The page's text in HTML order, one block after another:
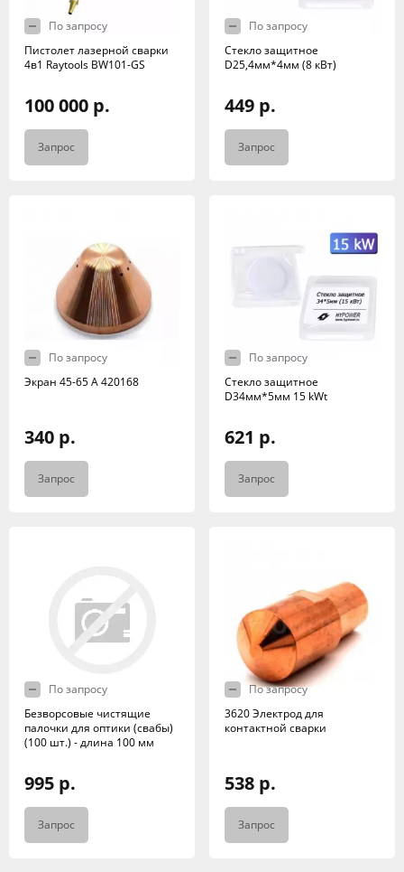
По запросу
Пистолет лазерной сварки
4в1 Raytools BW101-GS
100 000 р.
Запрос
По запросу
Стекло защитное
D25,4мм*4мм (8 кВт)
449 р.
Запрос
По запросу
Экран 45-65 А 420168
340 р.
Запрос
По запросу
Стекло защитное
D34мм*5мм 15 kWt
621 р.
Запрос
По запросу
Безворсовые чистящие
палочки для оптики (свабы)
(100 шт.) - длина 100 мм
995 р.
Запрос
По запросу
3620 Электрод для
контактной сварки
538 р.
Запрос